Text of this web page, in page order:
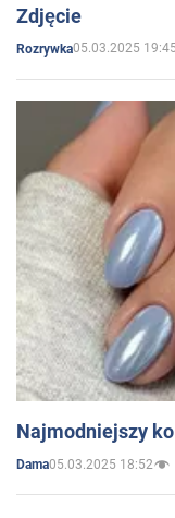
Zdjęcie
Rozrywka05.03.2025 19:45
Najmodniejszy
Dama05.03.2025 18:52